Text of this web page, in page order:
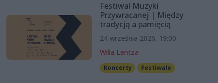
Festiwal Muzyki
Przywracanej | Między
tradycją a pamięcią
24 września 2026, 19:00
Willa Lentza
Koncerty Festiwale